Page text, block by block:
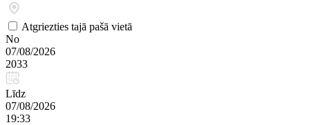
Atgriezties tajā pašā vietā
No
07/08/2026
2033
Līdz
07/08/2026
19:33